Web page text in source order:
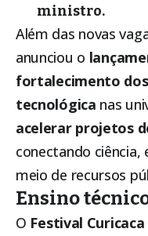
ministro.
Além das novas
anunciou o
fortalecimento
tecnológica nas
acelerar projetos
conectando ciência,
meio de recursos
Ensino
O Festival Curicaca